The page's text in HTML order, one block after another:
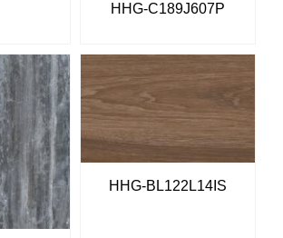
HHG-C189J607P
HHG-BL122L14IS